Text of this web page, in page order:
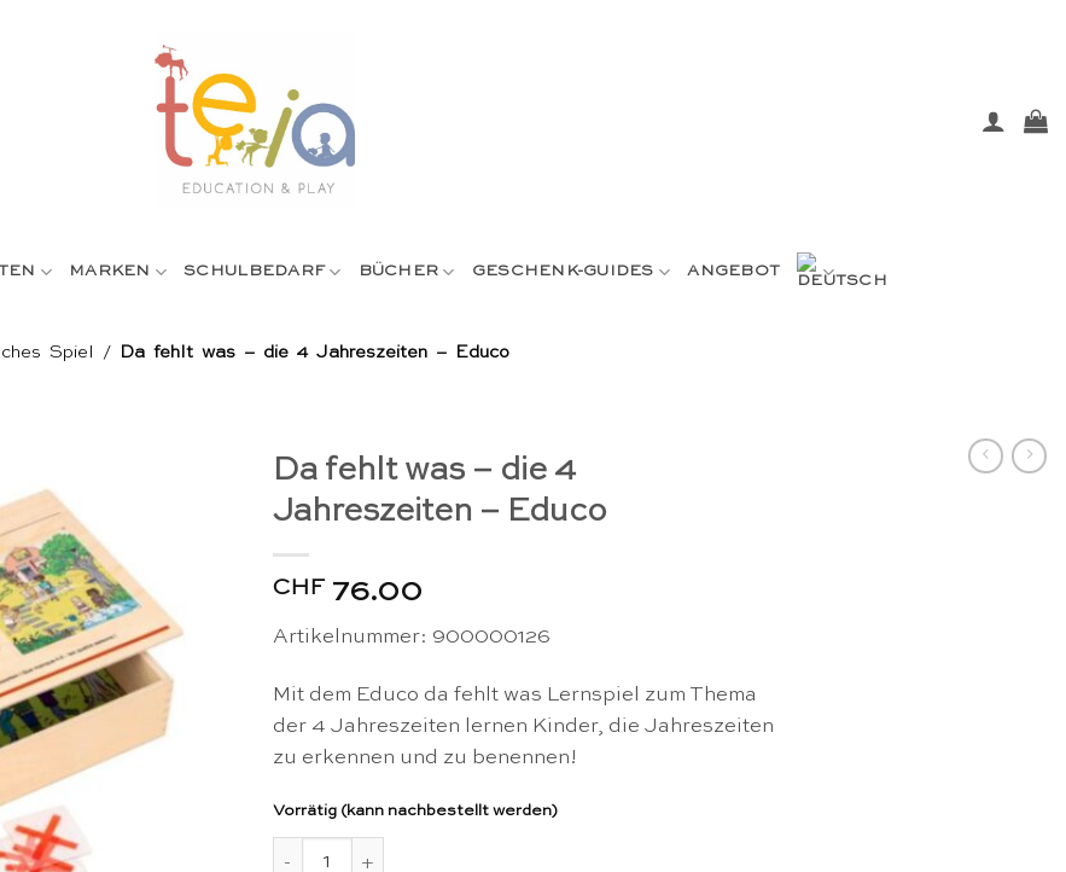
MARKEN SCHULBEDARF BÜCHER GESCHENK-GUIDES ANGEBOT
Spiel / Da fehlt was – die 4 Jahreszeiten – Educo
Da fehlt was – die 4
Jahreszeiten – Educo
CHF 76.00
Artikelnummer: 900000126
Mit dem Educo da fehlt was Lernspiel zum Thema
der 4 Jahreszeiten lernen Kinder, die Jahreszeiten
zu erkennen und zu benennen!
Vorrätig (kann nachbestellt werden)